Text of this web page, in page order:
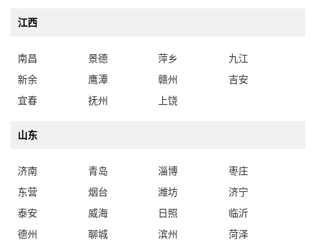
江西
南昌 景德 萍乡
九江
新余
鹰潭 赣州
吉安
宜春
抚州 上饶
山东
济南 青岛 淄博
枣庄
东营
烟台 潍坊
济宁
泰安
威海 日照
临沂
德州
聊城 滨州 菏泽